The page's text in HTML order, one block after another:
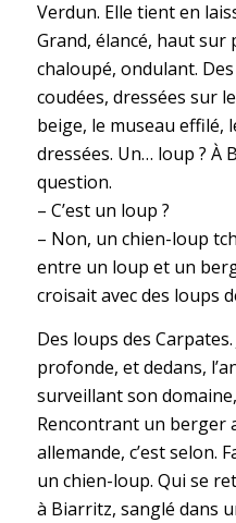
Verdun. Elle tient en
Grand, élancé, haut sur
chaloupé, ondulant.
coudées, dressées sur
beige, le museau effilé,
dressées. Un… loup ? À
question.
– C’est un loup ?
– Non, un chien-loup
entre un loup et un
croisait avec des loups
Des loups des
profonde, et dedans,
surveillant son
Rencontrant un berger
allemande, c’est selon.
un chien-loup. Qui se
à Biarritz, sanglé dans